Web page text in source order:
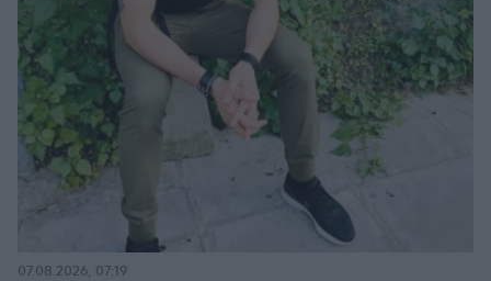
07.08.2026, 07:19